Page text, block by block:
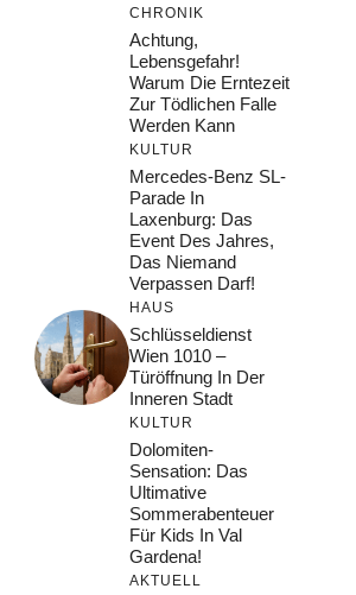
CHRONIK
Achtung,
Lebensgefahr!
Warum Die Erntezeit
Zur Tödlichen Falle
Werden Kann
KULTUR
Mercedes-Benz SL-
Parade In
Laxenburg: Das
Event Des Jahres,
Das Niemand
Verpassen Darf!
HAUS
Schlüsseldienst
Wien 1010 –
Türöffnung In Der
Inneren Stadt
KULTUR
Dolomiten-
Sensation: Das
Ultimative
Sommerabenteuer
Für Kids In Val
Gardena!
AKTUELL